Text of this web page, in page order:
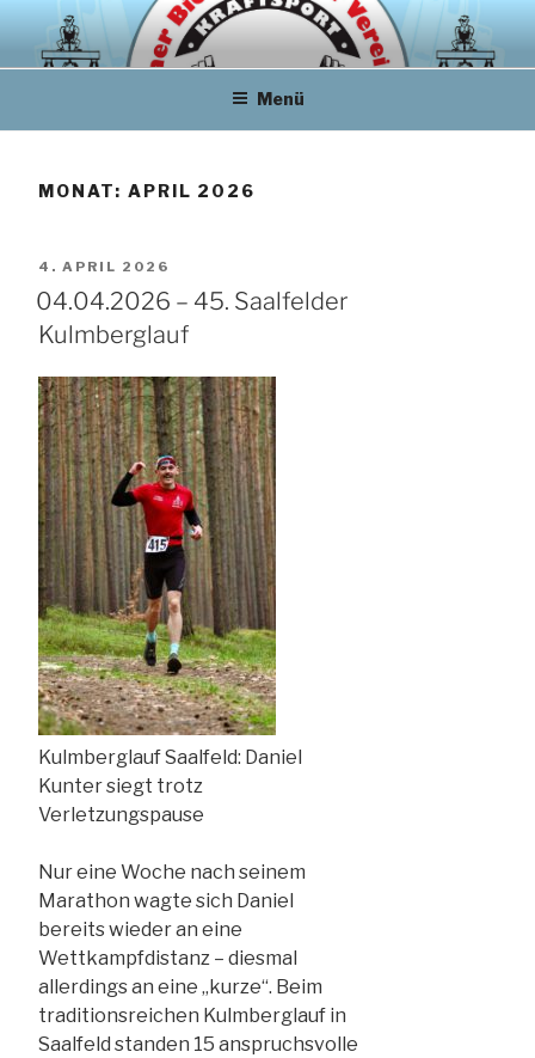
Inhalt
springen
Menü
MONAT: APRIL 2026
VERÖFFENTLICHT
AM
4. APRIL 2026
04.04.2026 – 45. Saalfelder
Kulmberglauf
Kulmberglauf Saalfeld: Daniel
Kunter siegt trotz
Verletzungspause
Nur eine Woche nach seinem
Marathon wagte sich Daniel
bereits wieder an eine
Wettkampfdistanz – diesmal
allerdings an eine „kurze“. Beim
traditionsreichen Kulmberglauf in
Saalfeld standen 15 anspruchsvolle